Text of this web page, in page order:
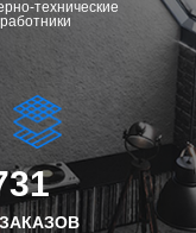
ЗАКАЗОВ
технические
работники